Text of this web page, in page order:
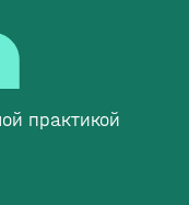
практикой